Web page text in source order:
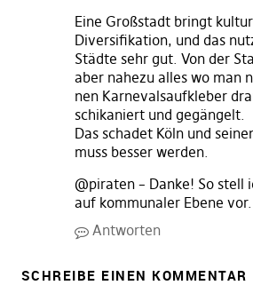
Eine Großstadt bringt
Diversifikation, und das
Städte sehr gut. Von der
aber nahezu alles wo man
nen Karnevalsaufkleber
schikaniert und gegängelt.
Das schadet Köln und
muss besser werden.
@piraten – Danke! So stell
auf kommunaler Ebene vor.
Antworten
SCHREIBE EINEN KOMMENTAR